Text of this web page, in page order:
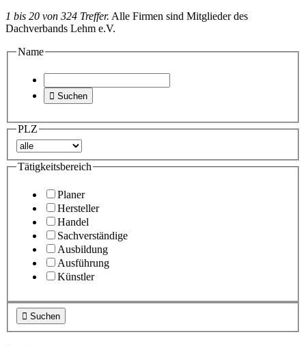
1 bis 20 von 324 Treffer. Alle Firmen sind Mitglieder des
Dachverbands Lehm e.V.
Name
 Suchen
PLZ
Tätigkeitsbereich
Planer
Hersteller
Handel
Sachverständige
Ausbildung
Ausführung
Künstler
 Suchen